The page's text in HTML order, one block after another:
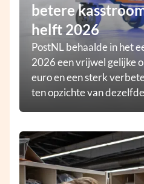
betere
helft 2026
PostNL behaalde in het
2026 een vrijwel gelijke
euro en een sterk
ten opzichte van